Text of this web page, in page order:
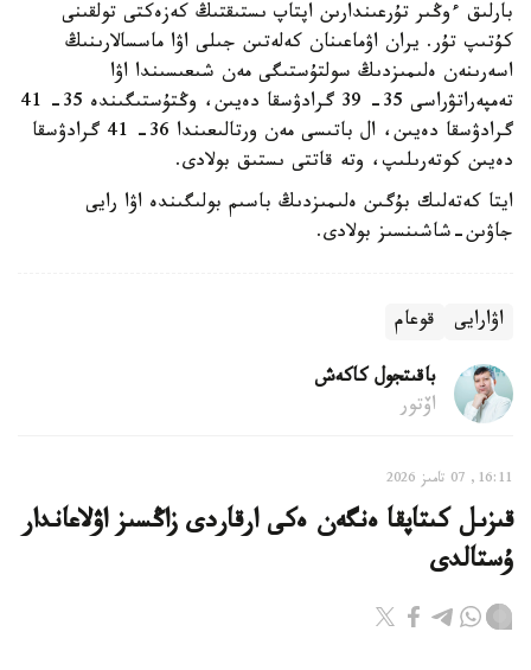
بارلىق ءوڭىر تۇرعىندارىن اپتاپ ىستىقتىڭ كەزەكتى تولقىنى
كۇتىپ تۇر. يران اۋماعىنان كەلەتىن جىلى اۋا ماسسالارىنىڭ
اسەرىنەن ەلىمىزدىڭ سولتۇستىگى مەن شىعىسىندا اۋا
تەمپەراتۋراسى 35- 39 گرادۋسقا دەيىن، وڭتۇستىگىندە 35- 41
گرادۋسقا دەيىن، ال باتىسى مەن ورتالىعىندا 36- 41 گرادۋسقا
دەيىن كوتەرىلىپ، وتە قاتتى ىستىق بولادى.
ايتا كەتەلىك بۇگىن ەلىمىزدىڭ باسىم بولىگىندە اۋا رايى
جاۋىن-شاشىنسىز بولادى.
اۋارايى قوعام
باقىتجول كاكەش
اۆتور
16:11, 07 تامىز 2026
قىزىل كىتاپقا ەنگەن ەكى ارقاردى زاڭسىز اۋلاعاندار
ۇستالدى